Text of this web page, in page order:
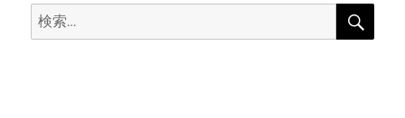
ゲ
検
索:
検